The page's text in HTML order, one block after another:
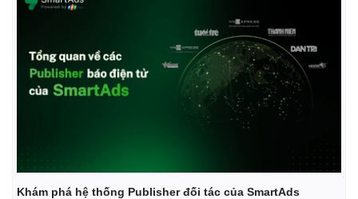
Khởi nghiệp
Chứng khoán
Giá cà phê
Khám phá hệ thống Publisher đối tác của SmartAds